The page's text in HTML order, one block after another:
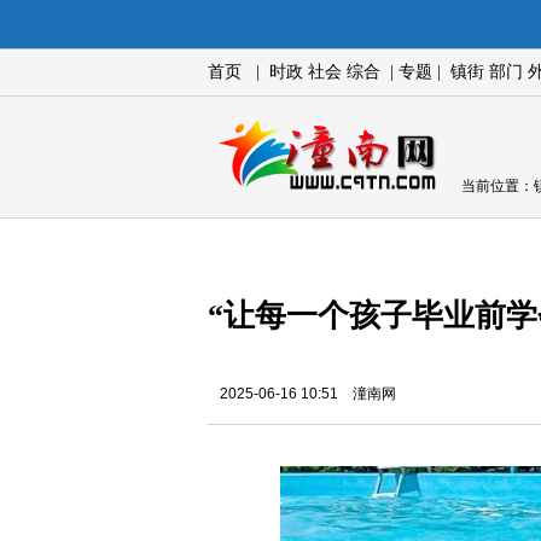
首页 时政 社会 综合 专题 镇街 部门
当前位置：
“让每一个孩子毕业前
2025-06-16 10:51 潼南网